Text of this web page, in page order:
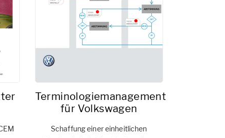
Terminologiemanagement
für Volkswagen
Schaffung einer einheitlichen